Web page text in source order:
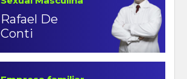
Rafael De
Conti